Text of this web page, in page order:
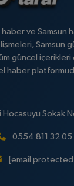
haber ve Samsun
Samsun
güncel içerikleri
haber
Sokak
0554 811 32 05
[email protected]